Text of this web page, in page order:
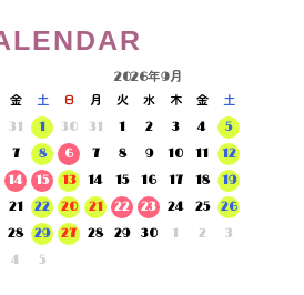
金
土
31
1
7
8
14
15
21
22
28
29
4 5
2026年9月
日 月 火 水 木 金
土
30
31 1 2 3 4
5
6
7 8 9 10 11
12
13
14 15 16 17 18
19
20
21 22 23 24 25
26
27
28 29 30 1 2 3